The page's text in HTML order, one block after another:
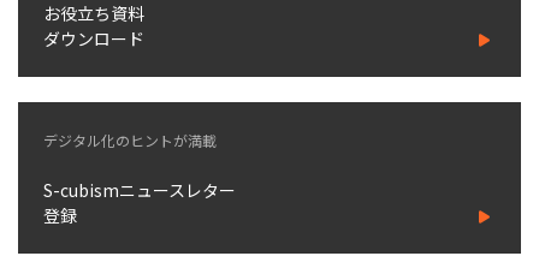
お役立ち資料
ダウンロード
デジタル化のヒントが満載
S-cubismニュースレター
登録